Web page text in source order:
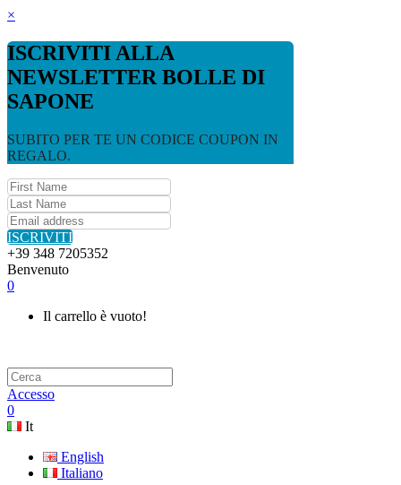
×
ISCRIVITI ALLA
NEWSLETTER BOLLE DI
SAPONE
SUBITO PER TE UN CODICE COUPON IN
REGALO.
ISCRIVITI
+39 348 7205352
Benvenuto
0
Il carrello è vuoto!
Accesso
0
It
English
Italiano